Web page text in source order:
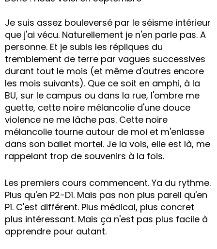
Je suis assez bouleversé par le séisme intérieur
que j'ai vécu. Naturellement je n'en parle pas. A
personne. Et je subis les répliques du
tremblement de terre par vagues successives
durant tout le mois (et même d'autres encore
les mois suivants). Que ce soit en amphi, à la
BU, sur le campus ou dans la rue, l'ombre me
guette, cette noire mélancolie d'une douce
violence ne me lâche pas. Cette noire
mélancolie tourne autour de moi et m'enlasse
dans son ballet mortel. Je la vois, elle est là, me
rappelant trop de souvenirs à la fois.
Les premiers cours commencent. Ya du rythme.
Plus qu'en P2-D1. Mais pas non plus pareil qu'en
P1. C'est différent. Plus médical, plus concret
plus intéressant. Mais ça n'est pas plus facile à
apprendre pour autant.